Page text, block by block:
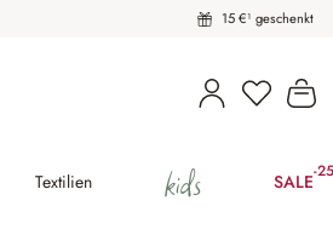
15 €¹ geschenkt
Du hast
Textilien kids SALE-